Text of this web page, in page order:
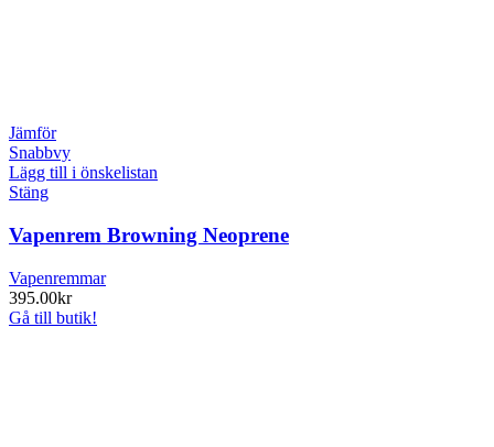
Jämför
Snabbvy
Lägg till i önskelistan
Stäng
Vapenrem Browning Neoprene
Vapenremmar
395.00kr
Gå till butik!